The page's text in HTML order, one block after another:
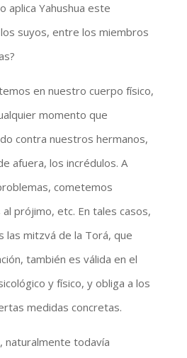
aplica Yahushua este
suyos, entre los miembros
en nuestro cuerpo físico,
momento que
contra nuestros hermanos,
afuera, los incrédulos. A
cometemos
prójimo, etc. En tales casos,
las mitzvá de la Torá, que
también es válida en el
y físico, y obliga a los
medidas concretas.
naturalmente todavía